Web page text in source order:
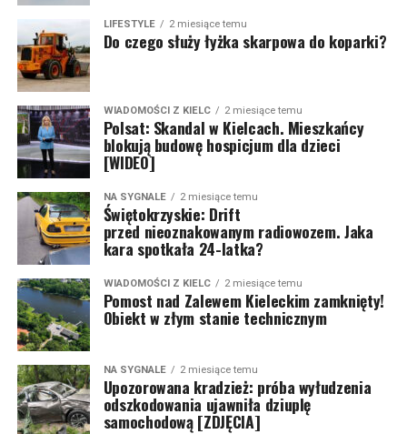
LIFESTYLE 2 miesiące temu
Do czego służy łyżka skarpowa do koparki?
WIADOMOŚCI Z KIELC 2 miesiące temu
Polsat: Skandal w Kielcach. Mieszkańcy
blokują budowę hospicjum dla dzieci
[WIDEO]
NA SYGNALE 2 miesiące temu
Świętokrzyskie: Drift
przed nieoznakowanym radiowozem. Jaka
kara spotkała 24-latka?
WIADOMOŚCI Z KIELC 2 miesiące temu
Pomost nad Zalewem Kieleckim zamknięty!
Obiekt w złym stanie technicznym
NA SYGNALE 2 miesiące temu
Upozorowana kradzież: próba wyłudzenia
odszkodowania ujawniła dziuplę
samochodową [ZDJĘCIA]